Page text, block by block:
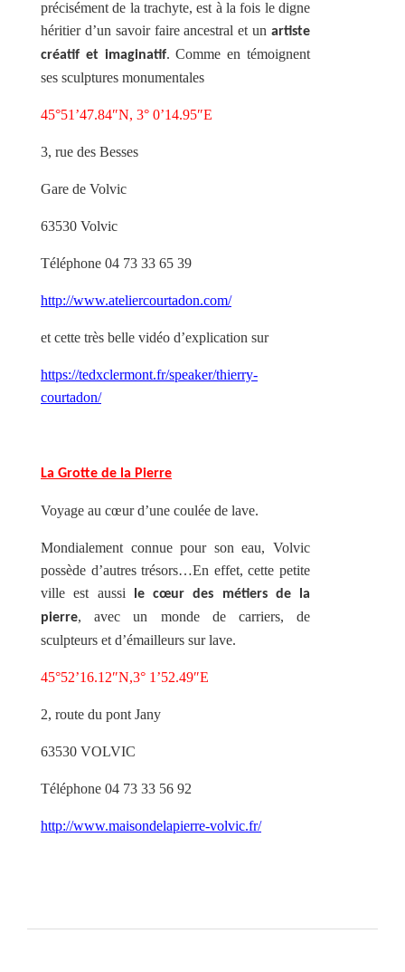
précisément de la trachyte, est à la fois le digne
héritier d’un savoir faire ancestral et un artiste
créatif et imaginatif. Comme en témoignent
ses sculptures monumentales
45°51’47.84″N, 3° 0’14.95″E
3, rue des Besses
Gare de Volvic
63530 Volvic
Téléphone 04 73 33 65 39
http://www.ateliercourtadon.com/
et cette très belle vidéo d’explication sur
https://tedxclermont.fr/speaker/thierry-
courtadon/
La Grotte de la Pierre
Voyage au cœur d’une coulée de lave.
Mondialement connue pour son eau, Volvic
possède d’autres trésors…En effet, cette petite
ville est aussi
le cœur des métiers de la
pierre, avec un monde de carriers, de
sculpteurs et d’émailleurs sur lave.
45°52’16.12″N,3° 1’52.49″E
2, route du pont Jany
63530 VOLVIC
Téléphone 04 73 33 56 92
http://www.maisondelapierre-volvic.fr/